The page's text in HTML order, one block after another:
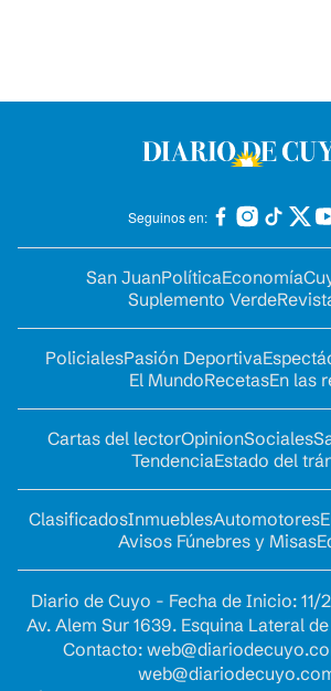
Seguinos en:
San JuanPolíticaEconomía
Suplemento Verde
PolicialesPasión Deportiva
El MundoRecetasEn las
Cartas del lectorOpinionSociales
TendenciaEstado del
ClasificadosInmueblesAutomotores
Avisos Fúnebres y Misas
Diario de Cuyo - Fecha de Inicio:
Av. Alem Sur 1639. Esquina Lateral
Contacto: